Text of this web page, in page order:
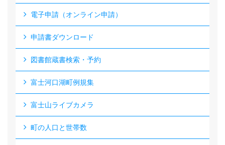
電子申請（オンライン申請）
申請書ダウンロード
図書館蔵書検索・予約
富士河口湖町例規集
富士山ライブカメラ
町の人口と世帯数